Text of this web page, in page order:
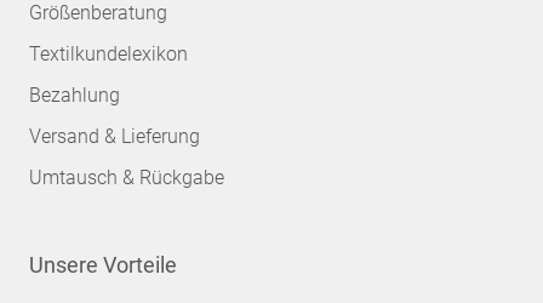
Größenberatung
Textilkundelexikon
Bezahlung
Versand & Lieferung
Umtausch & Rückgabe
Unsere Vorteile